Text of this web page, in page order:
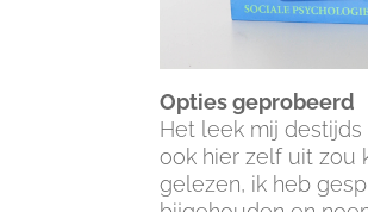
Opties geprobeerd
Het leek mij
ook hier zelf uit zou
gelezen, ik heb